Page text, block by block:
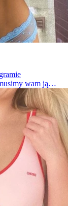
wam ją
Ma piękne